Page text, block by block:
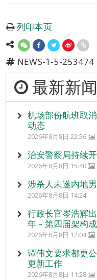
列印本页
NEWS-1-5-253474
最新新闻
机场部份航班取
动态
2026年8月8日 22:56
治安警察局持续
2026年8月8日 15:40
涉杀人未遂内地
2026年8月8日 14:24
行政长官岑浩辉
年 – 第四届架构
2026年8月8日 12:04
谭伟文要求都更
更新工作
2026年8月8日 11:28